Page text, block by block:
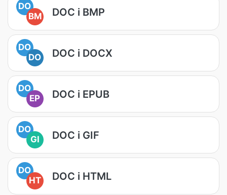
DO
BM
DOC i BMP
DO
DO
DOC i DOCX
DO
EP
DOC i EPUB
DO
GI
DOC i GIF
DO
HT
DOC i HTML